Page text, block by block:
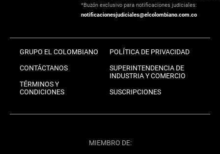
*Buzón exclusivo para notificaciones judiciales:
notificacionesjudiciales@elcolombiano.com.co
GRUPO EL COLOMBIANO
CONTÁCTANOS
TÉRMINOS Y
CONDICIONES
POLÍTICA DE PRIVACIDAD
SUPERINTENDENCIA DE
INDUSTRIA Y COMERCIO
SUSCRIPCIONES
MIEMBRO DE: